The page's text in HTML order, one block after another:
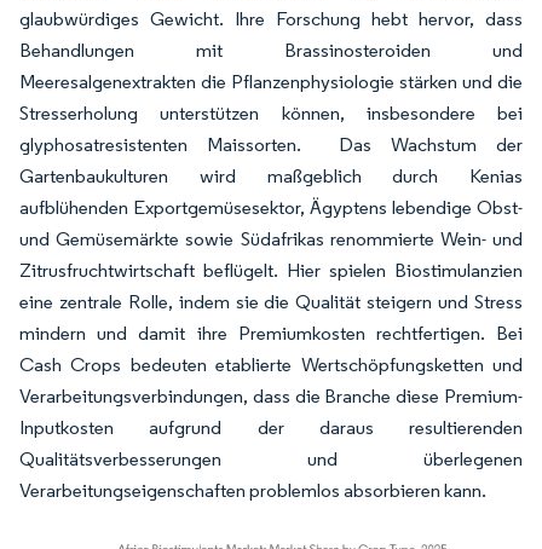
glaubwürdiges Gewicht. Ihre Forschung hebt hervor, dass
Behandlungen mit Brassinosteroiden und
Meeresalgenextrakten die Pflanzenphysiologie stärken und die
Stresserholung unterstützen können, insbesondere bei
glyphosatresistenten Maissorten. Das Wachstum der
Gartenbaukulturen wird maßgeblich durch Kenias
aufblühenden Exportgemüsesektor, Ägyptens lebendige Obst-
und Gemüsemärkte sowie Südafrikas renommierte Wein- und
Zitrusfruchtwirtschaft beflügelt. Hier spielen Biostimulanzien
eine zentrale Rolle, indem sie die Qualität steigern und Stress
mindern und damit ihre Premiumkosten rechtfertigen. Bei
Cash Crops bedeuten etablierte Wertschöpfungsketten und
Verarbeitungsverbindungen, dass die Branche diese Premium-
Inputkosten aufgrund der daraus resultierenden
Qualitätsverbesserungen und überlegenen
Verarbeitungseigenschaften problemlos absorbieren kann.